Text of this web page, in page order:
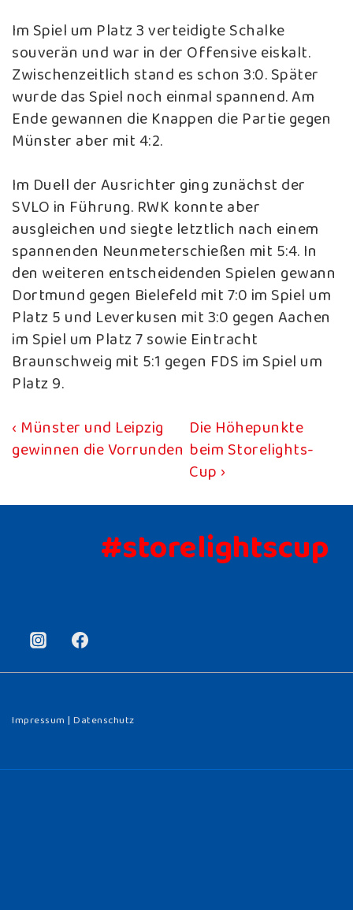
Im Spiel um Platz 3 verteidigte Schalke
souverän und war in der Offensive eiskalt.
Zwischenzeitlich stand es schon 3:0. Später
wurde das Spiel noch einmal spannend. Am
Ende gewannen die Knappen die Partie gegen
Münster aber mit 4:2.
Im Duell der Ausrichter ging zunächst der
SVLO in Führung. RWK konnte aber
ausgleichen und siegte letztlich nach einem
spannenden Neunmeterschießen mit 5:4. In
den weiteren entscheidenden Spielen gewann
Dortmund gegen Bielefeld mit 7:0 im Spiel um
Platz 5 und Leverkusen mit 3:0 gegen Aachen
im Spiel um Platz 7 sowie Eintracht
Braunschweig mit 5:1 gegen FDS im Spiel um
Platz 9.
Beitragsnavigation
Vorheriger
Beitrag
‹ Münster und Leipzig
gewinnen die Vorrunden
Nächster
Beitrag
ist
Die Höhepunkte
beim Storelights-
Cup ›
#storelightscup
Impressum | Datenschutz